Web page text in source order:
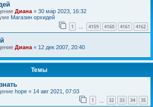
Диана « 30 мар 2023, 16:32
Магазин орхидей
1 … 4159 4160 4161 4162
Диана « 12 дек 2007, 20:40
Темы
hope « 14 авг 2021, 07:03
1 32 33 34 35